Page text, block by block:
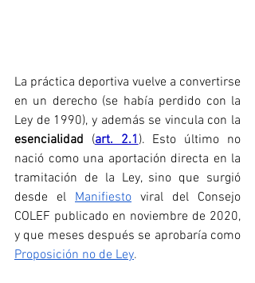
La práctica deportiva vuelve a convertirse
en un derecho (se había perdido con la
esencialidad (art. 2.1 ). Esto último no
nació como una aportación directa en la
tramitación de la Ley, sino que surgió
desde el Manifiesto viral del Consejo
COLEF publicado en noviembre de 2020,
Proposición no de Ley.